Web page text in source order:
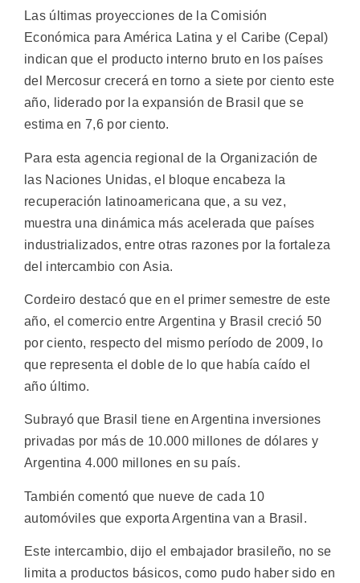
Las últimas proyecciones de la Comisión
Económica para América Latina y el Caribe (Cepal)
indican que el producto interno bruto en los países
del Mercosur crecerá en torno a siete por ciento este
año, liderado por la expansión de Brasil que se
estima en 7,6 por ciento.
Para esta agencia regional de la Organización de
las Naciones Unidas, el bloque encabeza la
recuperación latinoamericana que, a su vez,
muestra una dinámica más acelerada que países
industrializados, entre otras razones por la fortaleza
del intercambio con Asia.
Cordeiro destacó que en el primer semestre de este
año, el comercio entre Argentina y Brasil creció 50
por ciento, respecto del mismo período de 2009, lo
que representa el doble de lo que había caído el
año último.
Subrayó que Brasil tiene en Argentina inversiones
privadas por más de 10.000 millones de dólares y
Argentina 4.000 millones en su país.
También comentó que nueve de cada 10
automóviles que exporta Argentina van a Brasil.
Este intercambio, dijo el embajador brasileño, no se
limita a productos básicos, como pudo haber sido en